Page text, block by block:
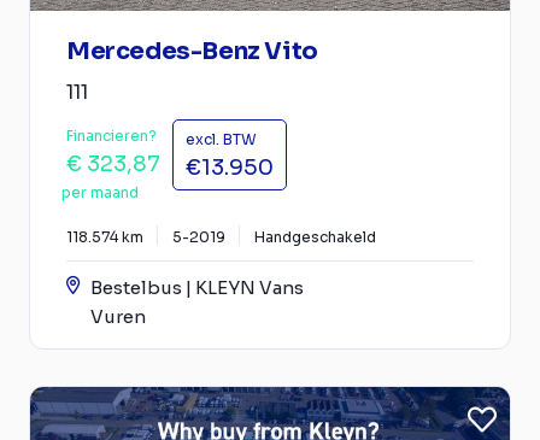
Mercedes-Benz Vito
111
Financieren?
€ 323,87
per maand
excl. BTW
€13.950
118.574 km 5-2019 Handgeschakeld
Bestelbus | KLEYN Vans
Vuren